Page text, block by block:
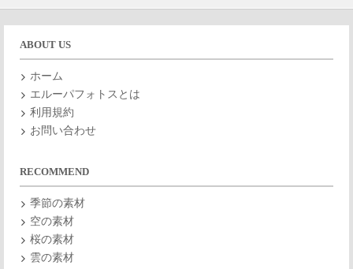
ABOUT US
ホーム
エルーパフォトスとは
利用規約
お問い合わせ
RECOMMEND
季節の素材
空の素材
桜の素材
雲の素材